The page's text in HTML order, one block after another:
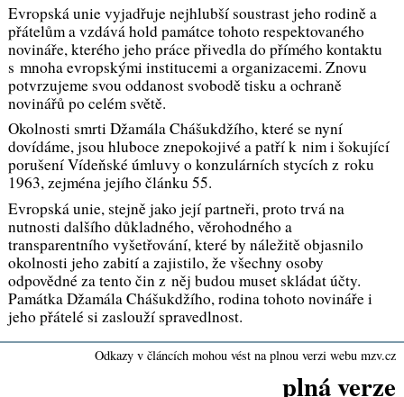
Evropská unie vyjadřuje nejhlubší soustrast jeho rodině a
přátelům a vzdává hold památce tohoto respektovaného
novináře, kterého jeho práce přivedla do přímého kontaktu
s mnoha evropskými institucemi a organizacemi. Znovu
potvrzujeme svou oddanost svobodě tisku a ochraně
novinářů po celém světě.
Okolnosti smrti Džamála Chášukdžího, které se nyní
dovídáme, jsou hluboce znepokojivé a patří k nim i šokující
porušení Vídeňské úmluvy o konzulárních stycích z roku
1963, zejména jejího článku 55.
Evropská unie, stejně jako její partneři, proto trvá na
nutnosti dalšího důkladného, věrohodného a
transparentního vyšetřování, které by náležitě objasnilo
okolnosti jeho zabití a zajistilo, že všechny osoby
odpovědné za tento čin z něj budou muset skládat účty.
Památka Džamála Chášukdžího, rodina tohoto novináře i
jeho přátelé si zaslouží spravedlnost.
Odkazy v článcích mohou vést na plnou verzi webu mzv.cz
plná verze